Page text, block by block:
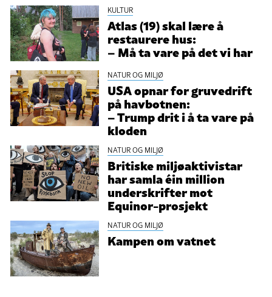
KULTUR
Atlas (19) skal lære å
restaurere hus:
– Må ta vare på det vi har
NATUR OG MILJØ
USA opnar for gruvedrift
på havbotnen:
– Trump drit i å ta vare på
kloden
NATUR OG MILJØ
Britiske miljøaktivistar
har samla éin million
underskrifter mot
Equinor-prosjekt
NATUR OG MILJØ
Kampen om vatnet